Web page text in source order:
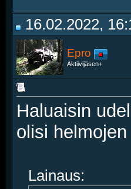
16.02.2022,
Epro
Aktiivijäsen+
Haluaisin
olisi
Lainaus: